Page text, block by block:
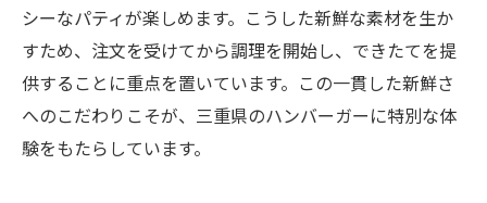
シーなパティが楽しめます。こうした新鮮な素材を生か
すため、注文を受けてから調理を開始し、できたてを提
供することに重点を置いています。この一貫した新鮮さ
へのこだわりこそが、三重県のハンバーガーに特別な体
験をもたらしています。